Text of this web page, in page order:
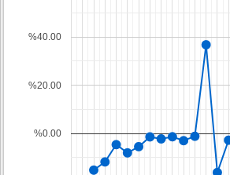
%0.00
%20.00
%40.00